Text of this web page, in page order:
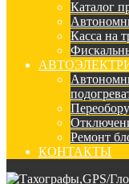
Каталог
Касса на
Ремонт
КОНТАКТЫ